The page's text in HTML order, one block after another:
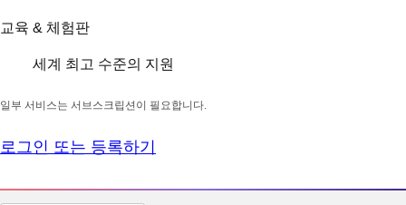
교육 & 체험판
세계 최고 수준의 지원
일부 서비스는 서브스크립션이 필요합니다.
로그인 또는 등록하기